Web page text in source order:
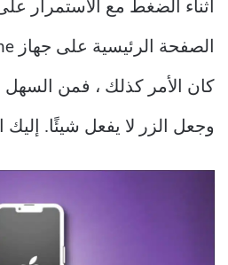
أثناء الضغط مع الاستمرار
كان الأمر كذلك ، فمن السهل
وجعل الزر لا يفعل شيئًا. إليك